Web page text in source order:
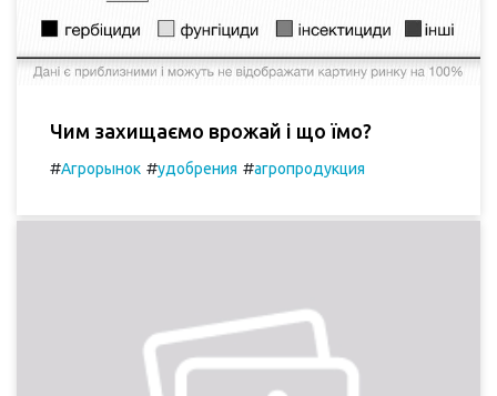
Чим захищаємо врожай і що їмо?
#Агрорынок #удобрения #агропродукция